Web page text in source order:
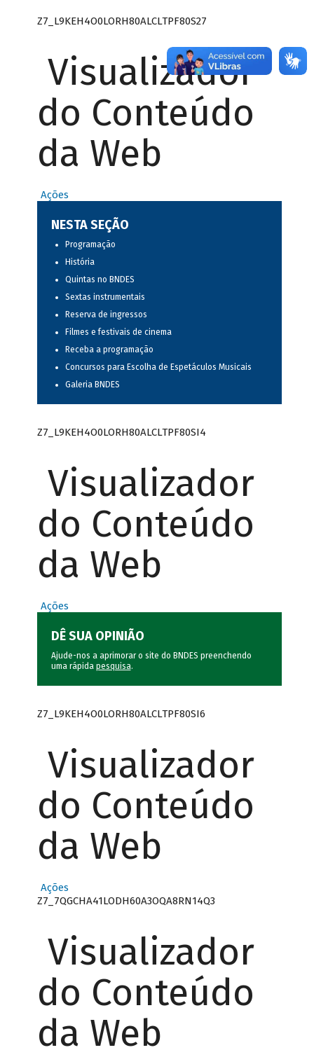
Z7_L9KEH4O0LORH80ALCLTPF80S27
Visualizador
do Conteúdo
da Web
Ações
NESTA SEÇÃO
Programação
História
Quintas no BNDES
Sextas instrumentais
Reserva de ingressos
Filmes e festivais de cinema
Receba a programação
Concursos para Escolha de Espetáculos Musicais
Galeria BNDES
Z7_L9KEH4O0LORH80ALCLTPF80SI4
Visualizador
do Conteúdo
da Web
Ações
DÊ SUA OPINIÃO
Ajude-nos a aprimorar o site do BNDES preenchendo
uma rápida pesquisa.
Z7_L9KEH4O0LORH80ALCLTPF80SI6
Visualizador
do Conteúdo
da Web
Ações
Z7_7QGCHA41LODH60A3OQA8RN14Q3
Visualizador
do Conteúdo
da Web